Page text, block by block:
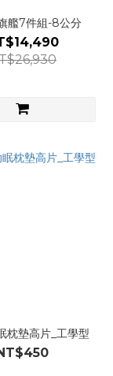
艦7件組-8公分
枕墊高片_工學型